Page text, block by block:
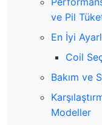
ve Pil
En İyi
Coil
Bakım ve
Modeller